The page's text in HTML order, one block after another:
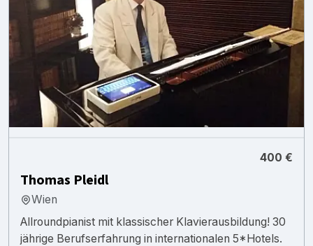
400 €
Thomas Pleidl
Wien
Allroundpianist mit klassischer Klavierausbildung! 30
jährige Berufserfahrung in internationalen 5*Hotels.